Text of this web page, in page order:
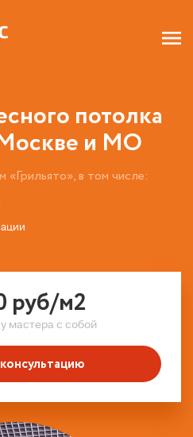
потолка
Москве и МО
«Грильято», в том числе:
руб/м2
мастера с собой
консультацию